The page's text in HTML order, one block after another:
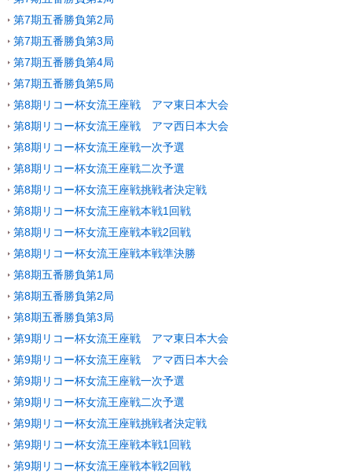
第7期五番勝負第2局
第7期五番勝負第3局
第7期五番勝負第4局
第7期五番勝負第5局
第8期リコー杯女流王座戦 アマ東日本大会
第8期リコー杯女流王座戦 アマ西日本大会
第8期リコー杯女流王座戦一次予選
第8期リコー杯女流王座戦二次予選
第8期リコー杯女流王座戦挑戦者決定戦
第8期リコー杯女流王座戦本戦1回戦
第8期リコー杯女流王座戦本戦2回戦
第8期リコー杯女流王座戦本戦準決勝
第8期五番勝負第1局
第8期五番勝負第2局
第8期五番勝負第3局
第9期リコー杯女流王座戦 アマ東日本大会
第9期リコー杯女流王座戦 アマ西日本大会
第9期リコー杯女流王座戦一次予選
第9期リコー杯女流王座戦二次予選
第9期リコー杯女流王座戦挑戦者決定戦
第9期リコー杯女流王座戦本戦1回戦
第9期リコー杯女流王座戦本戦2回戦